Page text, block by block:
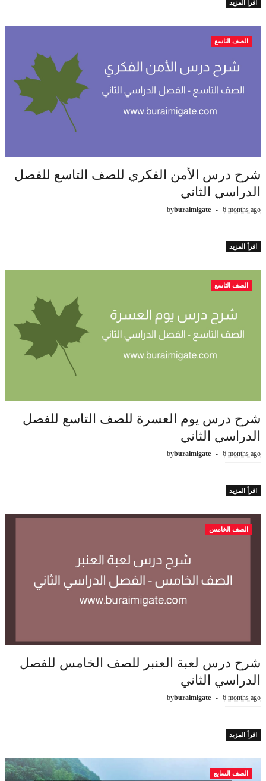
اقرأ المزيد
الصف التاسع
شرح درس الأمن الفكري للصف التاسع للفصل
الدراسي الثاني
byburaimigate 6 months ago
اقرأ المزيد
الصف التاسع
شرح درس يوم العسرة للصف التاسع للفصل
الدراسي الثاني
byburaimigate 6 months ago
اقرأ المزيد
الصف الخامس
شرح درس لعبة العنبر للصف الخامس للفصل
الدراسي الثاني
byburaimigate 6 months ago
اقرأ المزيد
الصف السابع